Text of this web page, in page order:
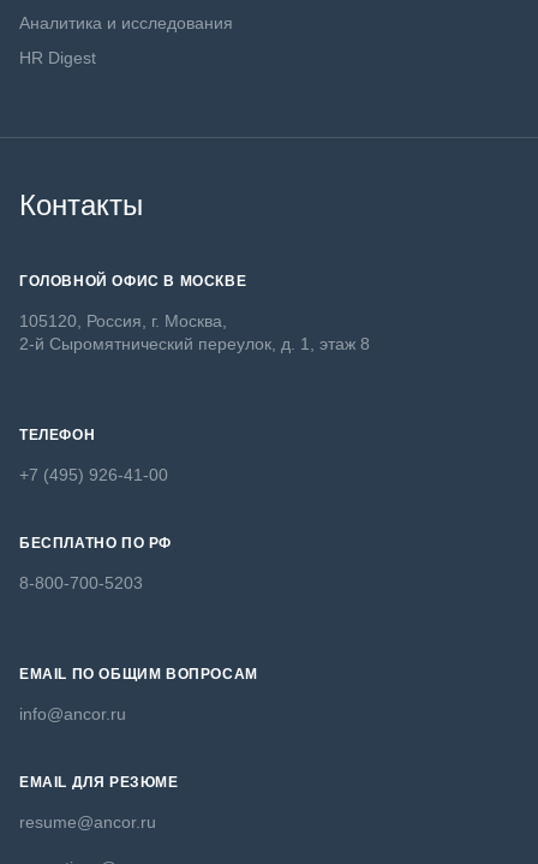
Аналитика и исследования
HR Digest
Контакты
ГОЛОВНОЙ ОФИС В МОСКВЕ
105120, Россия, г. Москва,
2-й Сыромятнический переулок, д. 1, этаж 8
ТЕЛЕФОН
+7 (495) 926-41-00
БЕСПЛАТНО ПО РФ
8-800-700-5203
EMAIL ПО ОБЩИМ ВОПРОСАМ
info@ancor.ru
EMAIL ДЛЯ РЕЗЮМЕ
resume@ancor.ru